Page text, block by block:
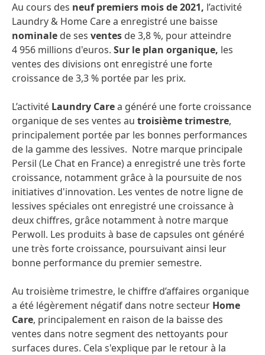
Au cours des neuf premiers mois de 2021, l’activité
Laundry & Home Care a enregistré une baisse
nominale de ses ventes de 3,8 %, pour atteindre
4 956 millions d'euros. Sur le plan organique, les
ventes des divisions ont enregistré une forte
croissance de 3,3 % portée par les prix.
L’activité Laundry Carea généré une forte croissance
organique de ses ventes au troisième trimestre,
principalement portée par les bonnes performances
de la gamme des lessives. Notre marque principale
Persil (Le Chat en France) a enregistré une très forte
croissance, notamment grâce à la poursuite de nos
initiatives d'innovation. Les ventes de notre ligne de
lessives spéciales ont enregistré une croissance à
deux chiffres, grâce notamment à notre marque
Perwoll. Les produits à base de capsules ont généré
une très forte croissance, poursuivant ainsi leur
bonne performance du premier semestre.
Au troisième trimestre, le chiffre d’affaires organique
a été légèrement négatif dans notre secteur Home
Care, principalement en raison de la baisse des
ventes dans notre segment des nettoyants pour
surfaces dures. Cela s'explique par le retour à la